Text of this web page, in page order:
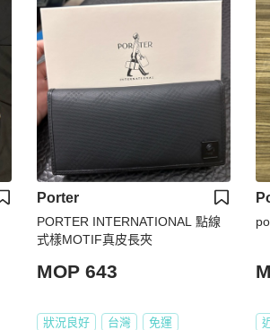
Porter
PORTER INTERNATIONAL 點線
式樣MOTIF真皮長夾
MOP 643
狀況良好 台灣 免運